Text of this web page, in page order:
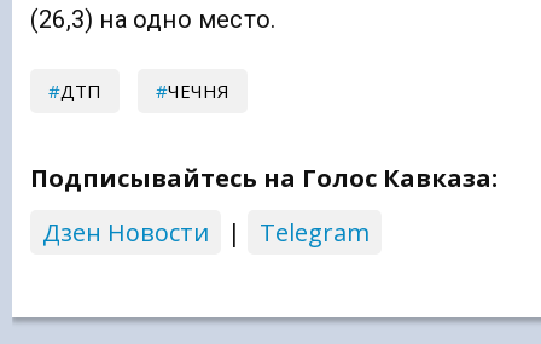
(26,3) на одно место.
ДТП ЧЕЧНЯ
Подписывайтесь на Голос Кавказа:
Дзен Новости
| Telegram